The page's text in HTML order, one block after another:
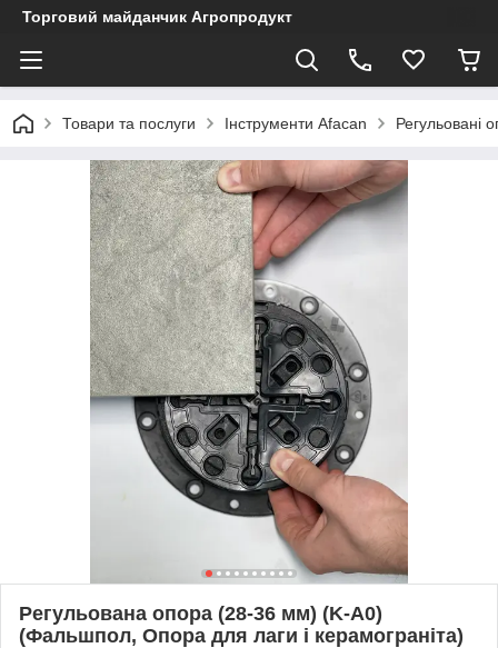
Торговий майданчик Агропродукт
Товари та послуги Інструменти Afacan Регульовані
Регульована опора (28-36 мм) (K-A0)
(Фальшпол, Опора для лаги і керамограніта)